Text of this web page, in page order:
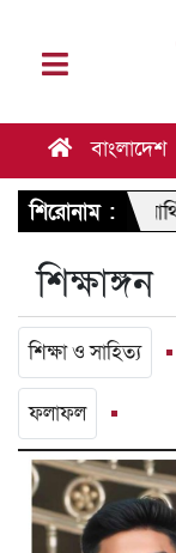
বাংলাদেশ
শিরোনাম :
ছিল আর্থিক খাত :
শিক্ষাঙ্গন
শিক্ষা ও সাহিত্য
ফলাফল